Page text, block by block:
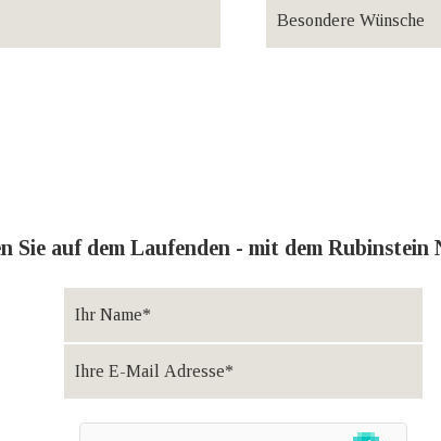
Sie auf dem Laufenden - mit dem Rubinstein